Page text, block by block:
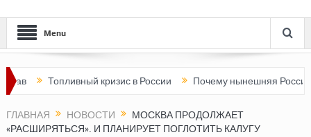
Menu
Топливный кризис в России Почему нынешняя Россия стала
ГЛАВНАЯ НОВОСТИ
МОСКВА ПРОДОЛЖАЕТ
«РАСШИРЯТЬСЯ». И ПЛАНИРУЕТ ПОГЛОТИТЬ КАЛУГУ